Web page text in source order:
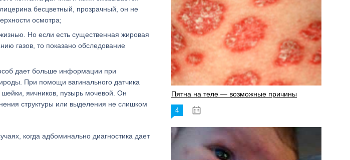
бесцветный, прозрачный, он не
осмотра;
Но если есть существенная жировая
газов, то показано обследование
дает больше информации при
При помощи вагинального датчика
яичников, пузырь мочевой. Он
структуры или выделения не слишком
когда адбоминально диагностика дает
Пятна на теле — возможные причины
4